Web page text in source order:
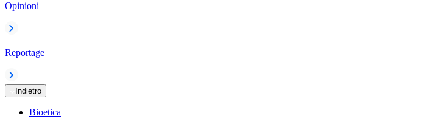
Opinioni
Reportage
Indietro
Bioetica